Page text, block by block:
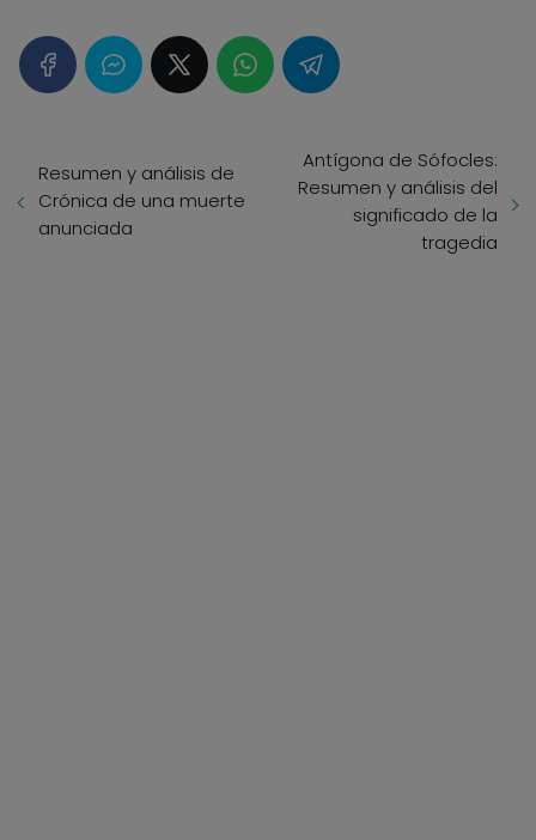
Resumen y análisis de
Crónica de una muerte
anunciada
Antígona de Sófocles:
Resumen y análisis del
significado de la
tragedia